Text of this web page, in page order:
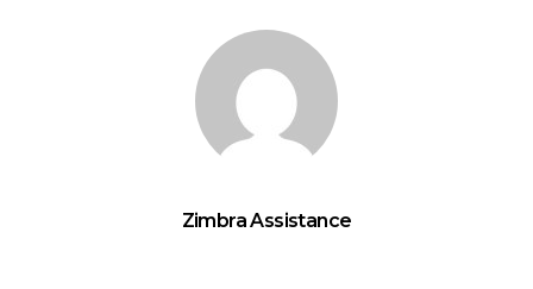
Zimbra Assistance